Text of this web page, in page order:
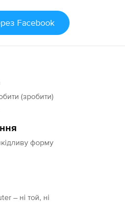
Facebook
(зробити)
форму
– ні той, ні